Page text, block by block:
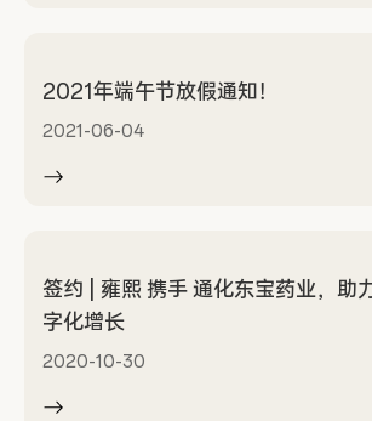
2021年端午节放假通知！
2021-06-04
签约 | 雍熙 携手 通化东宝药业，助
字化增长
2020-10-30